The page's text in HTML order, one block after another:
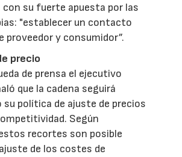
con su fuerte apuesta por las
"establecer un contacto
proveedor y consumidor”.
precio
de prensa el ejecutivo
que la cadena seguirá
política de ajuste de precios
Según
recortes son posible
de los costes de